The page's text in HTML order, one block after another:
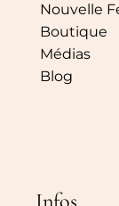
Nouvelle
Boutique
Médias
Blog